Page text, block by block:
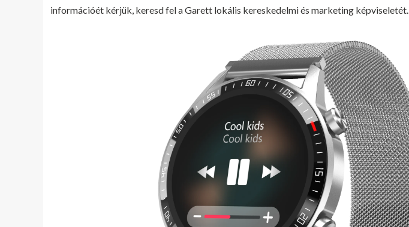
információét kérjük, keresd fel a Garett lokális kereskedelmi és marketing képviseletét.